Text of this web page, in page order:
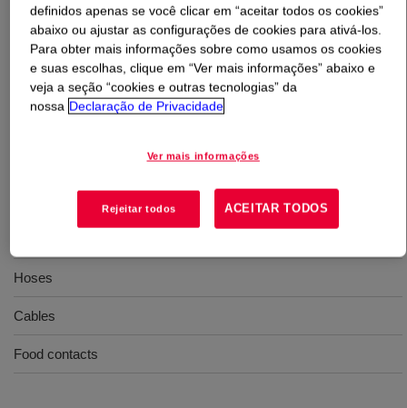
O que éXIAMETER™ SE 1188 U Silicone Rubber?
80 Durometer, extrusion, high clarity, uncatalyzed
silicone rubber
Hoses
Cables
Food contacts
definidos apenas se você clicar em “aceitar todos os cookies”
abaixo ou ajustar as configurações de cookies para ativá-los.
Para obter mais informações sobre como usamos os cookies
e suas escolhas, clique em “Ver mais informações” abaixo e
veja a seção “cookies e outras tecnologias” da
nossa Declaração de Privacidade
Ver mais informações
Rejeitar todos ACEITAR TODOS